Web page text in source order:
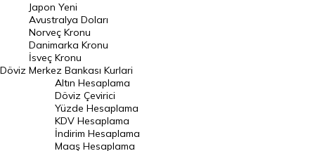
Avustralya Doları
Danimarka Kronu Kuru
Kanada Doları Kuru
Norveç Kronu Kuru
İsveç Kronu Kuru
Japon Yeni Kuru
Serbest Piyasa Döviz Kurları
Döviz
Japon Yeni
Avustralya Doları
Norveç Kronu
Danimarka Kronu
İsveç Kronu
Merkez Bankası Kurlari
Altın Hesaplama
Döviz Çevirici
Yüzde Hesaplama
KDV Hesaplama
İndirim Hesaplama
Maaş Hesaplama